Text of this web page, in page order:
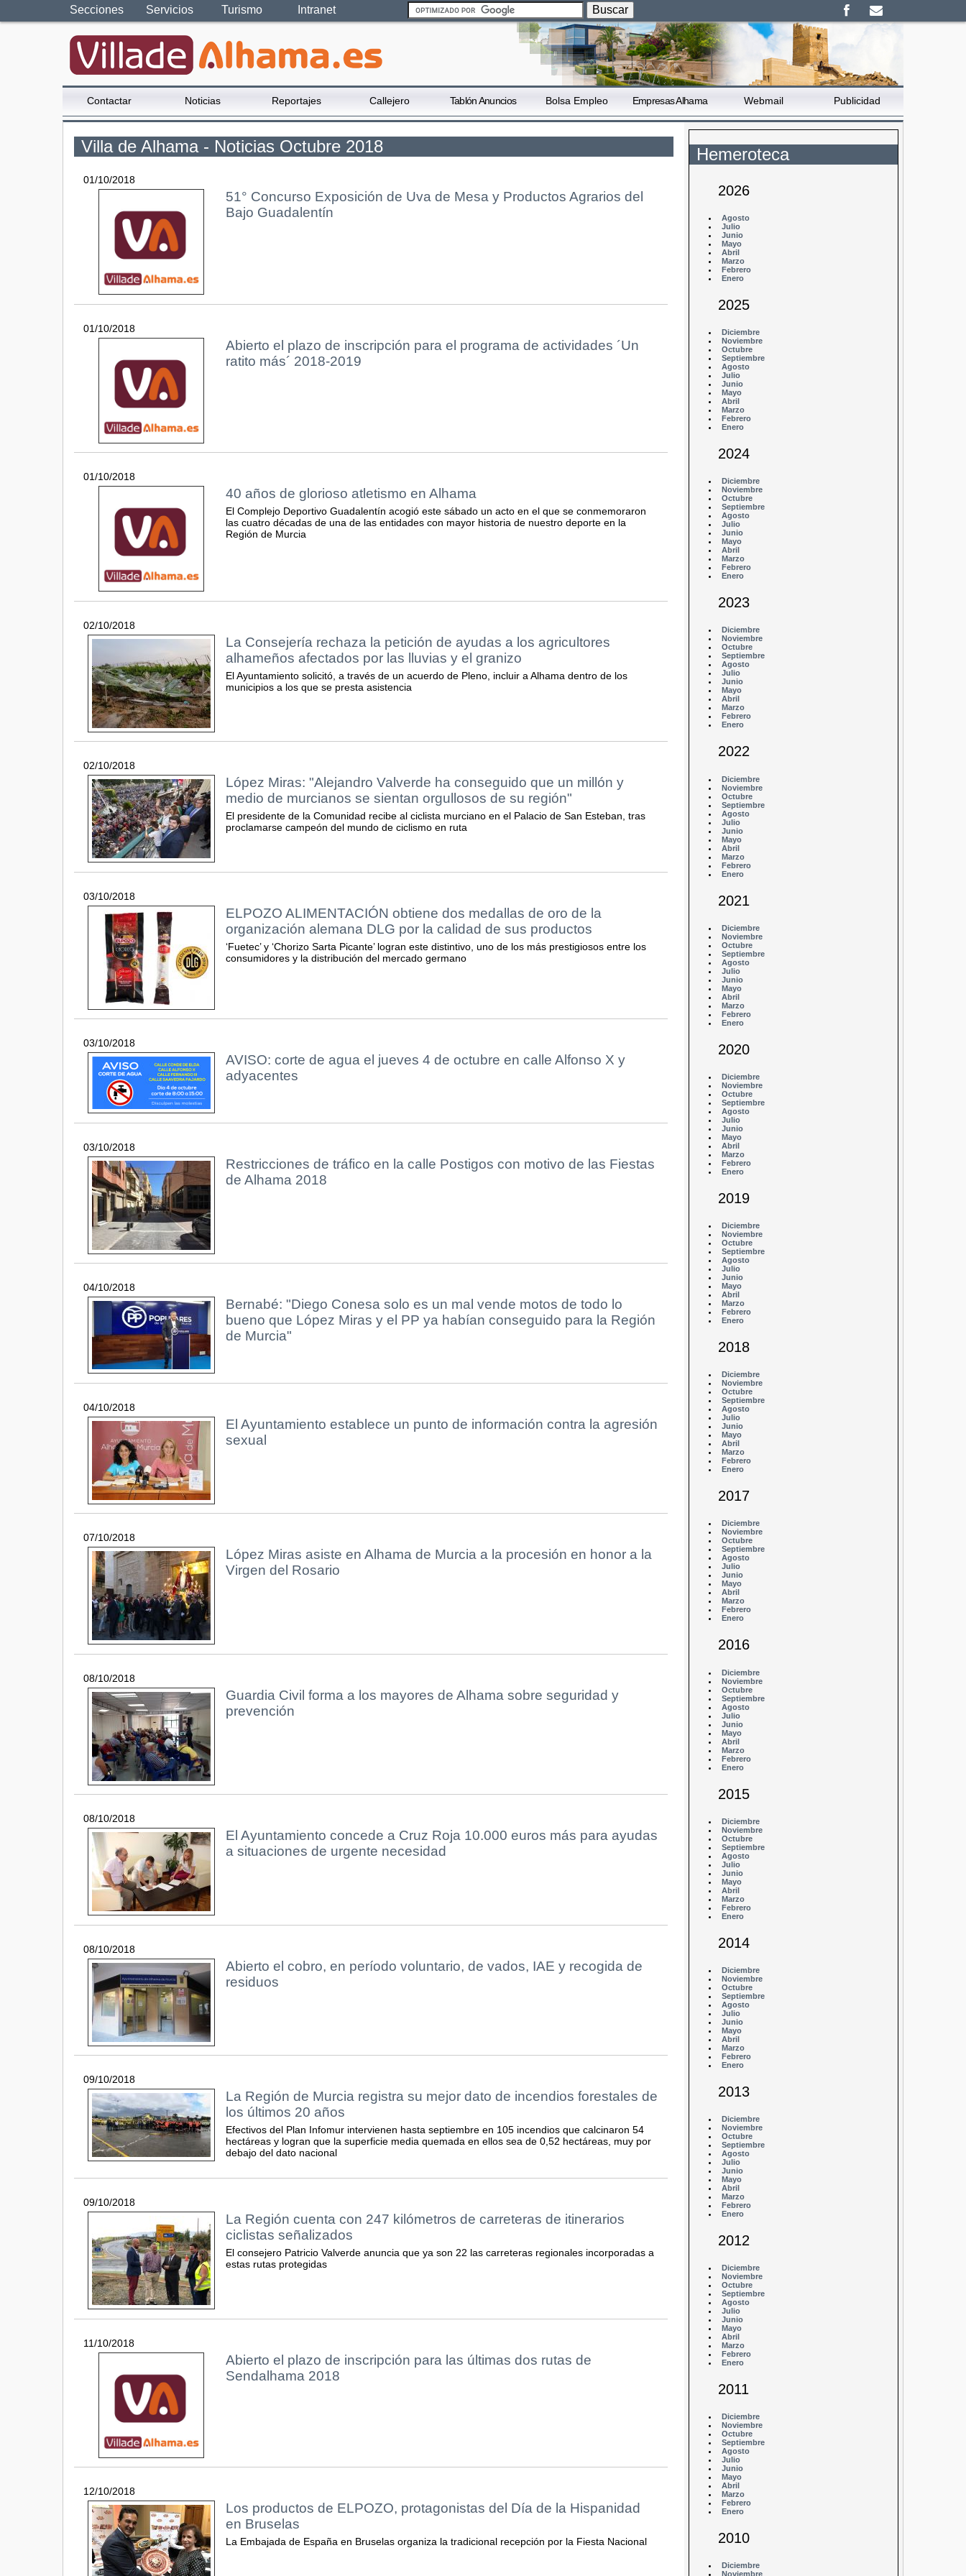
Secciones Servicios Turismo Intranet
Contactar Noticias Reportajes Callejero Tablón Anuncios Bolsa Empleo Empresas Alhama Webmail Publicidad
Villa de Alhama - Noticias Octubre 2018
01/10/2018
51° Concurso Exposición de Uva de Mesa y Productos Agrarios del
Bajo Guadalentín
01/10/2018
Abierto el plazo de inscripción para el programa de actividades ´Un
ratito más´ 2018-2019
01/10/2018
40 años de glorioso atletismo en Alhama
El Complejo Deportivo Guadalentín acogió este sábado un acto en el que se conmemoraron
las cuatro décadas de una de las entidades con mayor historia de nuestro deporte en la
Región de Murcia
02/10/2018
La Consejería rechaza la petición de ayudas a los agricultores
alhameños afectados por las lluvias y el granizo
El Ayuntamiento solicitó, a través de un acuerdo de Pleno, incluir a Alhama dentro de los
municipios a los que se presta asistencia
02/10/2018
López Miras: "Alejandro Valverde ha conseguido que un millón y
medio de murcianos se sientan orgullosos de su región"
El presidente de la Comunidad recibe al ciclista murciano en el Palacio de San Esteban, tras
proclamarse campeón del mundo de ciclismo en ruta
03/10/2018
ELPOZO ALIMENTACIÓN obtiene dos medallas de oro de la
organización alemana DLG por la calidad de sus productos
‘Fuetec’ y ‘Chorizo Sarta Picante’ logran este distintivo, uno de los más prestigiosos entre los
consumidores y la distribución del mercado germano
03/10/2018
AVISO: corte de agua el jueves 4 de octubre en calle Alfonso X y
adyacentes
03/10/2018
Restricciones de tráfico en la calle Postigos con motivo de las Fiestas
de Alhama 2018
04/10/2018
Bernabé: "Diego Conesa solo es un mal vende motos de todo lo
bueno que López Miras y el PP ya habían conseguido para la Región
de Murcia"
04/10/2018
El Ayuntamiento establece un punto de información contra la agresión
sexual
07/10/2018
López Miras asiste en Alhama de Murcia a la procesión en honor a la
Virgen del Rosario
08/10/2018
Guardia Civil forma a los mayores de Alhama sobre seguridad y
prevención
08/10/2018
El Ayuntamiento concede a Cruz Roja 10.000 euros más para ayudas
a situaciones de urgente necesidad
08/10/2018
Abierto el cobro, en período voluntario, de vados, IAE y recogida de
residuos
09/10/2018
La Región de Murcia registra su mejor dato de incendios forestales de
los últimos 20 años
Efectivos del Plan Infomur intervienen hasta septiembre en 105 incendios que calcinaron 54
hectáreas y logran que la superficie media quemada en ellos sea de 0,52 hectáreas, muy por
debajo del dato nacional
09/10/2018
La Región cuenta con 247 kilómetros de carreteras de itinerarios
ciclistas señalizados
El consejero Patricio Valverde anuncia que ya son 22 las carreteras regionales incorporadas a
estas rutas protegidas
11/10/2018
Abierto el plazo de inscripción para las últimas dos rutas de
Sendalhama 2018
12/10/2018
Los productos de ELPOZO, protagonistas del Día de la Hispanidad
en Bruselas
La Embajada de España en Bruselas organiza la tradicional recepción por la Fiesta Nacional
Hemeroteca
2026
Agosto
Julio
Junio
Mayo
Abril
Marzo
Febrero
Enero
2025
Diciembre
Noviembre
Octubre
Septiembre
Agosto
Julio
Junio
Mayo
Abril
Marzo
Febrero
Enero
2024
Diciembre
Noviembre
Octubre
Septiembre
Agosto
Julio
Junio
Mayo
Abril
Marzo
Febrero
Enero
2023
Diciembre
Noviembre
Octubre
Septiembre
Agosto
Julio
Junio
Mayo
Abril
Marzo
Febrero
Enero
2022
Diciembre
Noviembre
Octubre
Septiembre
Agosto
Julio
Junio
Mayo
Abril
Marzo
Febrero
Enero
2021
Diciembre
Noviembre
Octubre
Septiembre
Agosto
Julio
Junio
Mayo
Abril
Marzo
Febrero
Enero
2020
Diciembre
Noviembre
Octubre
Septiembre
Agosto
Julio
Junio
Mayo
Abril
Marzo
Febrero
Enero
2019
Diciembre
Noviembre
Octubre
Septiembre
Agosto
Julio
Junio
Mayo
Abril
Marzo
Febrero
Enero
2018
Diciembre
Noviembre
Octubre
Septiembre
Agosto
Julio
Junio
Mayo
Abril
Marzo
Febrero
Enero
2017
Diciembre
Noviembre
Octubre
Septiembre
Agosto
Julio
Junio
Mayo
Abril
Marzo
Febrero
Enero
2016
Diciembre
Noviembre
Octubre
Septiembre
Agosto
Julio
Junio
Mayo
Abril
Marzo
Febrero
Enero
2015
Diciembre
Noviembre
Octubre
Septiembre
Agosto
Julio
Junio
Mayo
Abril
Marzo
Febrero
Enero
2014
Diciembre
Noviembre
Octubre
Septiembre
Agosto
Julio
Junio
Mayo
Abril
Marzo
Febrero
Enero
2013
Diciembre
Noviembre
Octubre
Septiembre
Agosto
Julio
Junio
Mayo
Abril
Marzo
Febrero
Enero
2012
Diciembre
Noviembre
Octubre
Septiembre
Agosto
Julio
Junio
Mayo
Abril
Marzo
Febrero
Enero
2011
Diciembre
Noviembre
Octubre
Septiembre
Agosto
Julio
Junio
Mayo
Abril
Marzo
Febrero
Enero
2010
Diciembre
Noviembre